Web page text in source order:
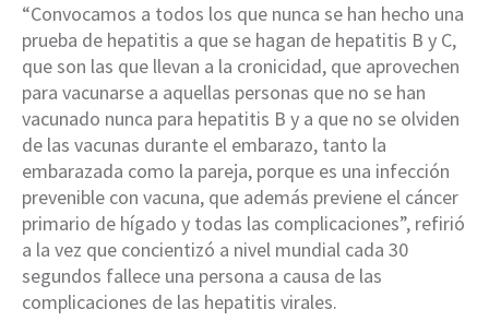
“Convocamos a todos los que nunca se han hecho una
prueba de hepatitis a que se hagan de hepatitis B y C,
que son las que llevan a la cronicidad, que aprovechen
para vacunarse a aquellas personas que no se han
vacunado nunca para hepatitis B y a que no se olviden
de las vacunas durante el embarazo, tanto la
embarazada como la pareja, porque es una infección
prevenible con vacuna, que además previene el cáncer
primario de hígado y todas las complicaciones”, refirió
a la vez que concientizó a nivel mundial cada 30
segundos fallece una persona a causa de las
complicaciones de las hepatitis virales.